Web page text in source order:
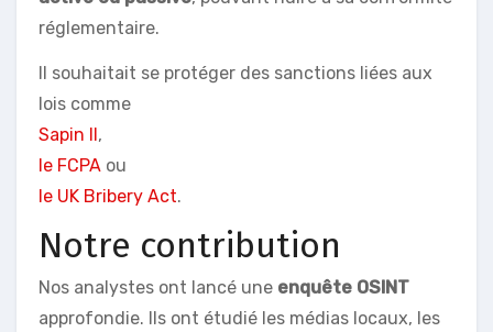
réglementaire.
Il souhaitait se protéger des sanctions liées aux
lois comme
Sapin II,
le FCPA ou
le UK Bribery Act.
Notre contribution
Nos analystes ont lancé une enquête OSINT
approfondie. Ils ont étudié les médias locaux, les